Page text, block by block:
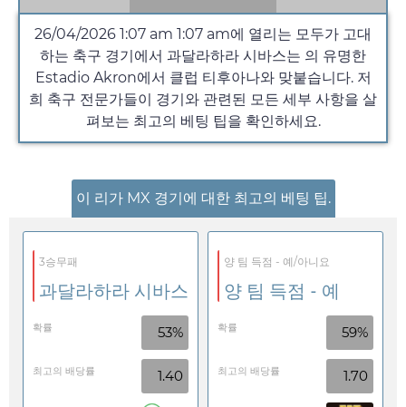
26/04/2026 1:07 am 1:07 am에 열리는 모두가 고대
하는 축구 경기에서 과달라하라 시바스는 의 유명한
Estadio Akron에서 클럽 티후아나와 맞붙습니다. 저
희 축구 전문가들이 경기와 관련된 모든 세부 사항을 살
펴보는 최고의 베팅 팁을 확인하세요.
이 리가 MX 경기에 대한 최고의 베팅 팁.
3승무패
과달라하라 시바스
확률 53%
최고의 배당률 1.40
양 팀 득점 - 예/아니요
양 팀 득점 - 예
확률 59%
최고의 배당률 1.70